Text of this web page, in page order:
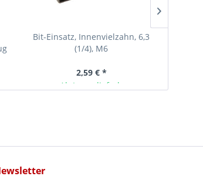
Bit-Einsatz, Innenvielzahn, 6,3
(1/4), M6
2,59 € *
Ab Lager lieferbar